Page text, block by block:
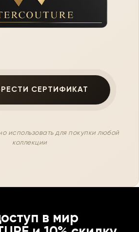
СЕРТИФИКАТ
использовать для покупки любой
коллекции
в мир